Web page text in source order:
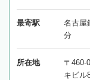
最寄駅
名古屋
分
所在地
〒460-
キビル